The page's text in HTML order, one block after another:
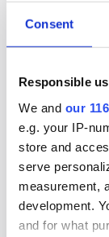
Consent
Responsible
We and our
e.g. your IP-
store and
serve
measurement,
development.
and for what
Gruvbolag
halvjublar
”ett steg
riksdagens